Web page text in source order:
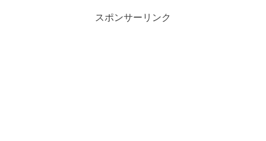
スポンサーリンク